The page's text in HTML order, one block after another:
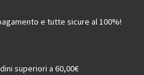
e tutte sicure al 100%!
superiori a 60,00€